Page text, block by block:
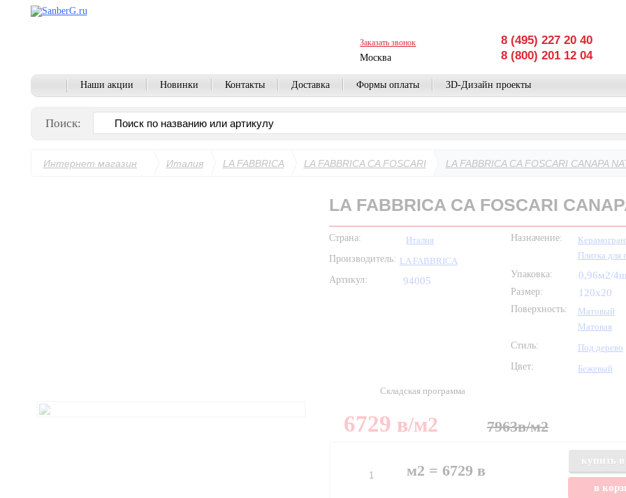
Заказать звонок
Москва
8 (495) 227 20 40
8 (800) 201 12 04
Наши акции Новинки Контакты Доставка Формы оплаты 3D-Дизайн проекты
Поиск:
Интернет магазин Италия LA FABBRICA LA FABBRICA CA FOSCARI LA FABBRICA CA FOSCARI CANAPA
LA FABBRICA CA FOSCARI
Страна:
Италия
Производитель: LA FABBRICA
Артикул:
94005
Назначение:
Плитка для
Упаковка:
0,96м2/
Размер: 120x20
Поверхность:
Матовый
Матовая
Стиль:
Под дерево
Цвет:
Бежевый
Складская программа
6729 в/м2 7963в/м2
м2 = 6729 в
купить
в